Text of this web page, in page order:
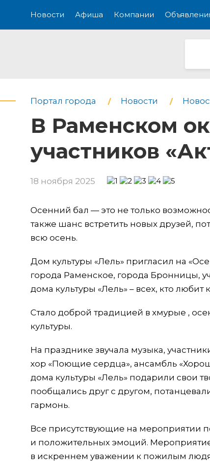
Новости Афиша Компании
Портал города Новости
В Раменском
участников
18 ноября 2025
Осенний бал — это не только
также шанс встретить новых друзей,
всю осень.
Дом культуры «Лель» пригласил на
города Раменское, города Бронницы,
дома культуры «Лель» – всех, кто
Стало доброй традицией в хмурые ,
культуры.
На празднике звучала музыка,
хор «Поющие сердца», ансамбль
дома культуры «Лель» подарили свои
пообщались друг с другом,
гармонь.
Все присутствующие на мероприятии
и положительных эмоций.
в искреннем уважении к пожилым